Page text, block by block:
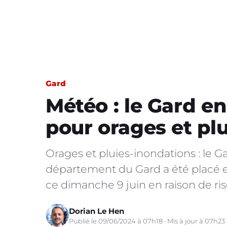
Gard
Météo : le Gard
pour orages et
Orages et pluies-inondations : le
département du Gard a été placé
ce dimanche 9 juin en raison de
Dorian Le Hen
Publié le 09/06/2024 à 07h18 · Mis à jour à 07h23